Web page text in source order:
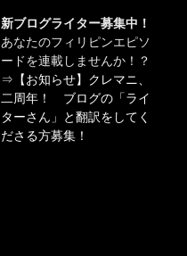
新ブログライター募集中！
あなたのフィリピンエピソ
ードを連載しませんか！？
⇒ 【お知らせ】クレマニ、
二周年！ ブログの「ライ
ターさん」と翻訳をしてく
ださる方募集！